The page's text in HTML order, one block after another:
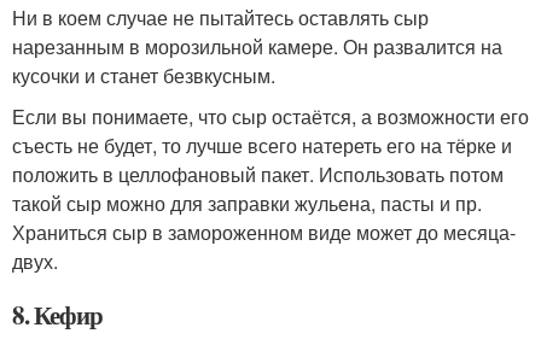
Ни в коем случае не пытайтесь оставлять сыр
нарезанным в морозильной камере. Он развалится на
кусочки и станет безвкусным.
Если вы понимаете, что сыр остаётся, а возможности его
съесть не будет, то лучше всего натереть его на тёрке и
положить в целлофановый пакет. Использовать потом
такой сыр можно для заправки жульена, пасты и пр.
Храниться сыр в замороженном виде может до месяца-
двух.
8. Кефир